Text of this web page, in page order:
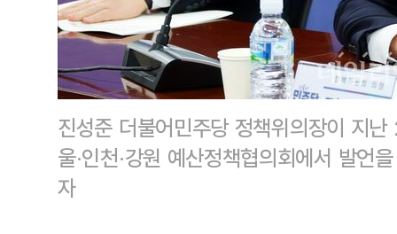
진성준 더불어민주당 정책위의장이 지
울·인천·강원 예산정책협의회에서 발
자